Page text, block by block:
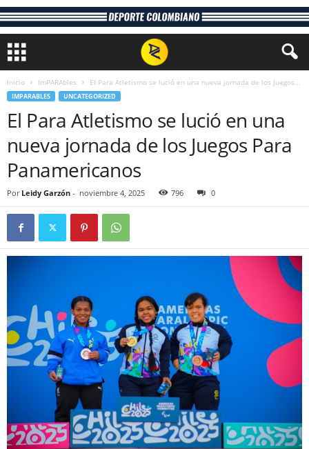
Inicio ImPARAbles El Para Atletismo se lució en una nueva jornada de los Juegos...
IMPARABLES UNCATEGORIZED
El Para Atletismo se lució en una
nueva jornada de los Juegos Para
Panamericanos
Por Leidy Garzón - noviembre 4, 2025 796 0